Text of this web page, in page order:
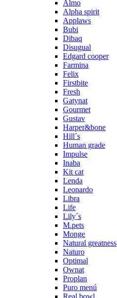
Almo
Alpha spirit
Applaws
Bubi
Dibaq
Disugual
Edgard cooper
Farmina
Felix
Firstbite
Fresh
Gatynat
Gourmet
Gustav
Harper&bone
Hill´s
Human grade
Impulse
Inaba
Kit cat
Lenda
Leonardo
Libra
Life
Lily´s
M.pets
Monge
Natural greatness
Naturo
Optimal
Ownat
Proplan
Puro menú
Real bowl